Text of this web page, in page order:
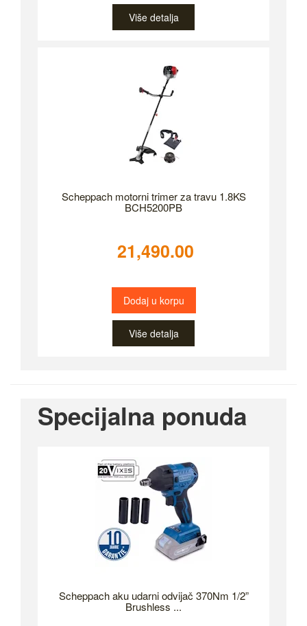
Više detalja
Scheppach motorni trimer za travu 1.8KS
BCH5200PB
21,490.00
Dodaj u korpu
Više detalja
Specijalna ponuda
Scheppach aku udarni odvijač 370Nm 1/2”
Brushless ...